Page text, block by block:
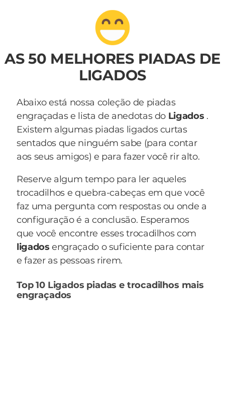
AS 50 MELHORES PIADAS DE
LIGADOS
Abaixo está nossa coleção de piadas
engraçadas e lista de anedotas do Ligados .
Existem algumas piadas ligados curtas
sentados que ninguém sabe (para contar
aos seus amigos) e para fazer você rir alto.
Reserve algum tempo para ler aqueles
trocadilhos e quebra-cabeças em que você
faz uma pergunta com respostas ou onde a
configuração é a conclusão. Esperamos
que você encontre esses trocadilhos com
ligadosengraçado o suficiente para contar
e fazer as pessoas rirem.
Top 10 Ligados piadas e trocadilhos mais
engraçados